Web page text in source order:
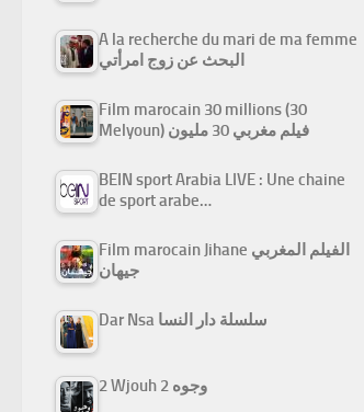
A la recherche du mari de ma femme
البحث عن زوج امرأتي
Film marocain 30 millions (30
Melyoun) فيلم مغربي 30 مليون
BEIN sport Arabia LIVE : Une chaine
de sport arabe…
Film marocain Jihane الفيلم المغربي
جيهان
Dar Nsa سلسلة دار النسا
2 Wjouh 2 وجوه